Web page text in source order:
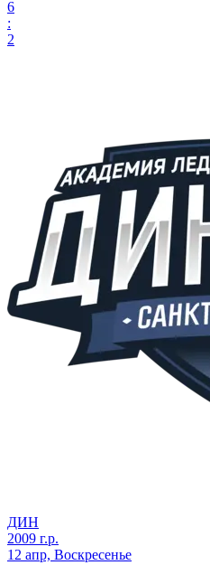
6
:
2
ДИН
2009 г.р.
12 апр, Воскресенье